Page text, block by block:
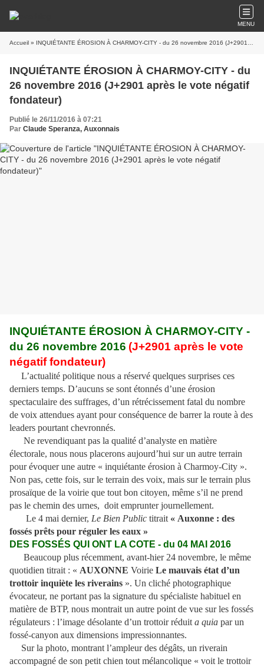
MENU
Accueil » INQUIÉTANTE ÉROSION À CHARMOY-CITY - du 26 novembre 2016 (J+2901 après le vote négatif fondateur)
INQUIÉTANTE ÉROSION À CHARMOY-CITY - du
26 novembre 2016 (J+2901 après le vote négatif
fondateur)
Publié le 26/11/2016 à 07:21
Par Claude Speranza, Auxonnais
INQUIÉTANTE ÉROSION À CHARMOY-CITY -
du 26 novembre 2016 (J+2901 après le vote
négatif fondateur)
L’actualité politique nous a réservé quelques surprises ces
derniers temps. D’aucuns se sont étonnés d’une érosion
spectaculaire des suffrages, d’un rétrécissement fatal du nombre
de voix attendues ayant pour conséquence de barrer la route à des
leaders pourtant chevronnés.
Ne revendiquant pas la qualité d’analyste en matière
électorale, nous nous placerons aujourd’hui sur un autre terrain
pour évoquer une autre « inquiétante érosion à Charmoy-City ».
Non pas, cette fois, sur le terrain des voix, mais sur le terrain plus
prosaïque de la voirie que tout bon citoyen, même s’il ne prend
pas le chemin des urnes, doit emprunter journellement.
Le 4 mai dernier, Le Bien Public titrait « Auxonne : des
fossés prêts pour réguler les eaux »
DES FOSSÉS QUI ONT LA COTE - du 04 MAI 2016
Beaucoup plus récemment, avant-hier 24 novembre, le même
quotidien titrait : « AUXONNE Voirie Le mauvais état d’un
trottoir inquiète les riverains ». Un cliché photographique
évocateur, ne portant pas la signature du spécialiste habituel en
matière de BTP, nous montrait un autre point de vue sur les fossés
régulateurs : l’image désolante d’un trottoir réduit a quia par un
fossé-canyon aux dimensions impressionnantes.
Sur la photo, montrant l’ampleur des dégâts, un riverain
accompagné de son petit chien tout mélancolique « voit le trottoir